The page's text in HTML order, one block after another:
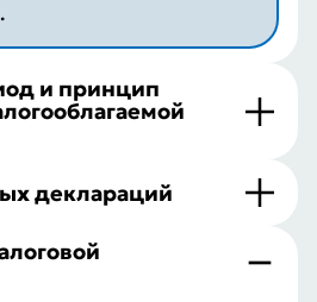
и принцип
деклараций